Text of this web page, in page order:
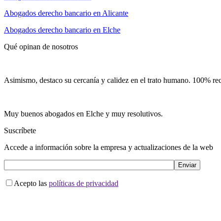
Abogados derecho bancario en Alicante
Abogados derecho bancario en Elche
Qué opinan de nosotros
Asimismo, destaco su cercanía y calidez en el trato humano. 100%
Muy buenos abogados en Elche y muy resolutivos.
Suscríbete
Accede a información sobre la empresa y actualizaciones de la web
Acepto las políticas de privacidad